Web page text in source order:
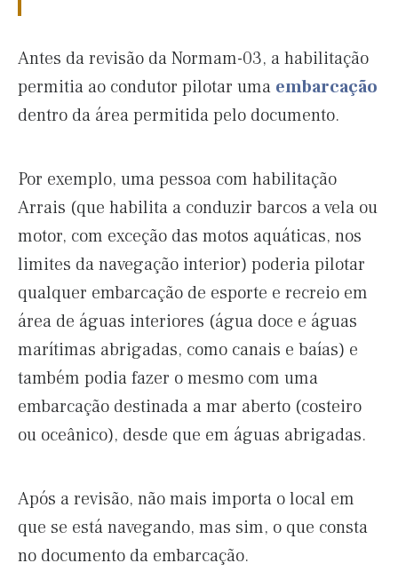
Antes da revisão da Normam-03, a habilitação
permitia ao condutor pilotar uma embarcação
dentro da área permitida pelo documento.
Por exemplo, uma pessoa com habilitação
Arrais (que habilita a conduzir barcos a vela ou
motor, com exceção das motos aquáticas, nos
limites da navegação interior) poderia pilotar
qualquer embarcação de esporte e recreio em
área de águas interiores (água doce e águas
marítimas abrigadas, como canais e baías) e
também podia fazer o mesmo com uma
embarcação destinada a mar aberto (costeiro
ou oceânico), desde que em águas abrigadas.
Após a revisão, não mais importa o local em
que se está navegando, mas sim, o que consta
no documento da embarcação.